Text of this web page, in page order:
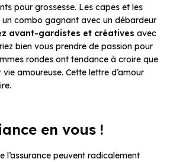
pour grossesse. Les capes et les
combo gagnant avec un débardeur
avant-gardistes et créatives avec
bien vous prendre de passion pour
rondes ont tendance à croire que
amoureuse. Cette lettre d’amour
en vous !
l’assurance peuvent radicalement